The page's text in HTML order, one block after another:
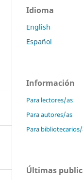
Idioma
English
Español
Información
Para lectores/as
Para autores/as
Para
Últimas